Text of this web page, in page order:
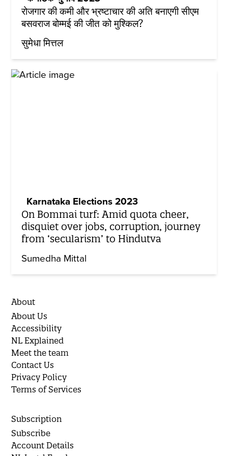
रोजगार की कमी और भ्रष्टाचार की अति बनाएगी सीएम
बसवराज बोम्मई की जीत को मुश्किल?
सुमेधा मित्तल
Karnataka Elections 2023
On Bommai turf: Amid quota cheer,
disquiet over jobs, corruption, journey
from ‘secularism’ to Hindutva
Sumedha Mittal
About
About Us
Accessibility
NL Explained
Meet the team
Contact Us
Privacy Policy
Terms of Services
Subscription
Subscribe
Account Details